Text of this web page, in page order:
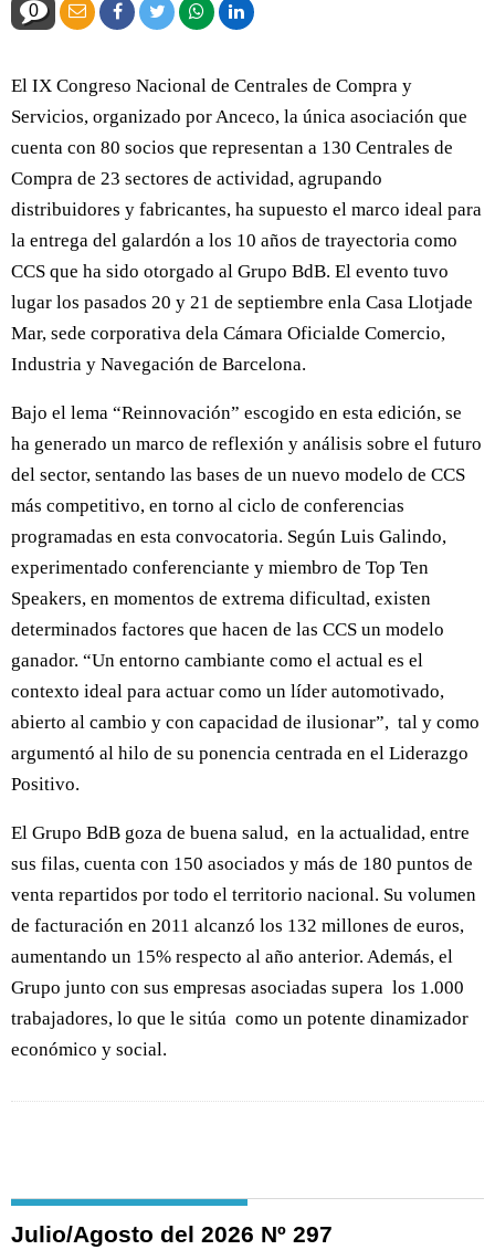
0
El IX Congreso Nacional de Centrales de Compra y
Servicios, organizado por Anceco, la única asociación que
cuenta con 80 socios que representan a 130 Centrales de
Compra de 23 sectores de actividad, agrupando
distribuidores y fabricantes, ha supuesto el marco ideal para
la entrega del galardón a los 10 años de trayectoria como
CCS que ha sido otorgado al Grupo BdB. El evento tuvo
lugar los pasados 20 y 21 de septiembre enla Casa Llotjade
Mar, sede corporativa dela Cámara Oficialde Comercio,
Industria y Navegación de Barcelona.
Bajo el lema “Reinnovación” escogido en esta edición, se
ha generado un marco de reflexión y análisis sobre el futuro
del sector, sentando las bases de un nuevo modelo de CCS
más competitivo, en torno al ciclo de conferencias
programadas en esta convocatoria. Según Luis Galindo,
experimentado conferenciante y miembro de Top Ten
Speakers, en momentos de extrema dificultad, existen
determinados factores que hacen de las CCS un modelo
ganador. “Un entorno cambiante como el actual es el
contexto ideal para actuar como un líder automotivado,
abierto al cambio y con capacidad de ilusionar”, tal y como
argumentó al hilo de su ponencia centrada en el Liderazgo
Positivo.
El Grupo BdB goza de buena salud, en la actualidad, entre
sus filas, cuenta con 150 asociados y más de 180 puntos de
venta repartidos por todo el territorio nacional. Su volumen
de facturación en 2011 alcanzó los 132 millones de euros,
aumentando un 15% respecto al año anterior. Además, el
Grupo junto con sus empresas asociadas supera los 1.000
trabajadores, lo que le sitúa como un potente dinamizador
económico y social.
Julio/Agosto del 2026 Nº 297